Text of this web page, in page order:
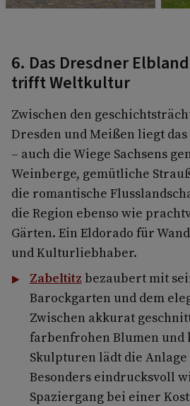
6. Das Dresdner
trifft Weltkultur
Zwischen den
Dresden und Meißen liegt das
– auch die Wiege Sachsens
Weinberge, gemütliche
die romantische
die Region ebenso wie
Gärten. Ein Eldorado für
und Kulturliebhaber.
Zabeltitz bezaubert mit
Barockgarten und dem
Zwischen akkurat
farbenfrohen Blumen und
Skulpturen lädt die
Besonders eindrucksvoll
Spaziergang bei einer